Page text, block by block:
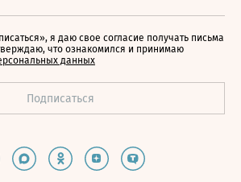
я даю свое согласие получать письма
что ознакомился и принимаю
данных